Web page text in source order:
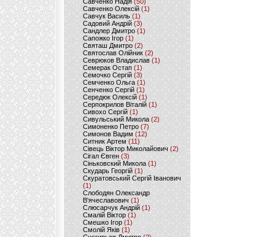
Савченко Олексій(1)
Савчук Василь (1)
Садовий Андрій (3)
Сандлер Дмитро(1)
Сапожко Ігор(1)
Святаш Дмитро (2)
Святослав Олійник (2)
Севрюков Владислав (1)
Семерак Остап (1)
Семочко Сергій (3)
Семченко Ольга (1)
Сенченко Сергій(1)
Середюк Олексій(1)
Серпокрилов Віталій(1)
Сивохо Сергій(1)
Сивульський Микола(2)
Симоненко Петро(7)
Симонов Вадим (12)
Ситник Артем(11)
Сівець Віктор Миколайович(2)
Сігал Євген (3)
Сіньковский Микола(1)
Скударь Георгій (1)
Скуратовський Сергій Іванович
(1)
Слободян Олександр
В'ячеславович(1)
Слюсарчук Андрій(1)
Смалій Віктор (1)
Смешко Ігор (1)
Смолій Яків (1)